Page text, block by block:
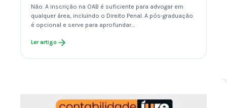
Não. A inscrição na OAB é suficiente para advogar em
qualquer área, incluindo o Direito Penal. A pós-graduação
é opcional e serve para aprofundar…
Ler artigo